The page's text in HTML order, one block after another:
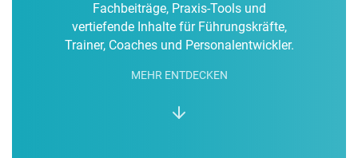
Fachbeiträge, Praxis-Tools und
vertiefende Inhalte für Führungskräfte,
Trainer, Coaches und Personalentwickler.
MEHR ENTDECKEN